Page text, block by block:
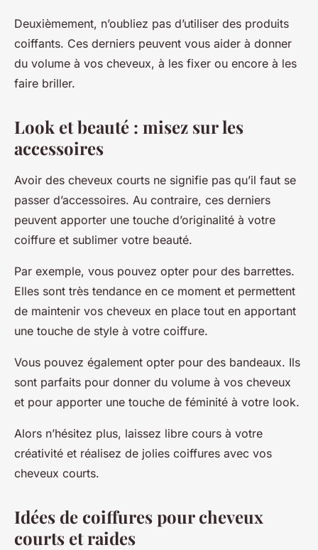
Deuxièmement, n’oubliez pas d’utiliser des produits
coiffants. Ces derniers peuvent vous aider à donner
du volume à vos cheveux, à les fixer ou encore à les
faire briller.
Look et beauté : misez sur les
accessoires
Avoir des cheveux courts ne signifie pas qu’il faut se
passer d’accessoires. Au contraire, ces derniers
peuvent apporter une touche d’originalité à votre
coiffure et sublimer votre beauté.
Par exemple, vous pouvez opter pour des barrettes.
Elles sont très tendance en ce moment et permettent
de maintenir vos cheveux en place tout en apportant
une touche de style à votre coiffure.
Vous pouvez également opter pour des bandeaux. Ils
sont parfaits pour donner du volume à vos cheveux
et pour apporter une touche de féminité à votre look.
Alors n’hésitez plus, laissez libre cours à votre
créativité et réalisez de jolies coiffures avec vos
cheveux courts.
Idées de coiffures pour cheveux
courts et raides